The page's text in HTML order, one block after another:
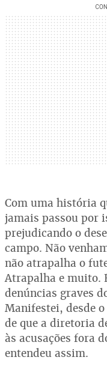
Com uma história
jamais passou por
prejudicando o
campo. Não
não atrapalha o
Atrapalha e muito.
denúncias graves
Manifestei, desde
de que a diretoria
às acusações fora
entendeu assim.